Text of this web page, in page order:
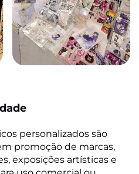
personalizados são
promoção de marcas,
exposições artísticas e